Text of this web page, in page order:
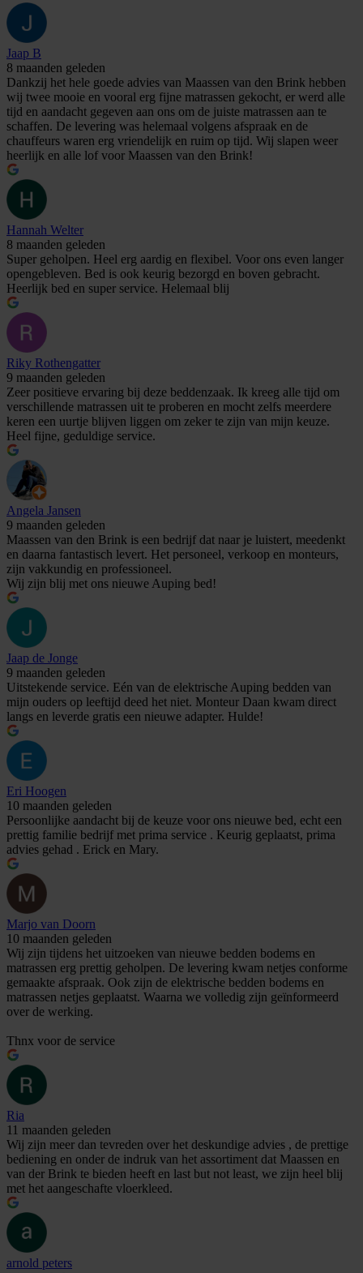
Jaap B
8 maanden geleden
Dankzij het hele goede advies van Maassen van den Brink hebben
wij twee mooie en vooral erg fijne matrassen gekocht, er werd alle
tijd en aandacht gegeven aan ons om de juiste matrassen aan te
schaffen. De levering was helemaal volgens afspraak en de
chauffeurs waren erg vriendelijk en ruim op tijd. Wij slapen weer
heerlijk en alle lof voor Maassen van den Brink!
Hannah Welter
8 maanden geleden
Super geholpen. Heel erg aardig en flexibel. Voor ons even langer
opengebleven. Bed is ook keurig bezorgd en boven gebracht.
Heerlijk bed en super service. Helemaal blij
Riky Rothengatter
9 maanden geleden
Zeer positieve ervaring bij deze beddenzaak. Ik kreeg alle tijd om
verschillende matrassen uit te proberen en mocht zelfs meerdere
keren een uurtje blijven liggen om zeker te zijn van mijn keuze.
Heel fijne, geduldige service.
Angela Jansen
9 maanden geleden
Maassen van den Brink is een bedrijf dat naar je luistert, meedenkt
en daarna fantastisch levert. Het personeel, verkoop en monteurs,
zijn vakkundig en professioneel.
Wij zijn blij met ons nieuwe Auping bed!
Jaap de Jonge
9 maanden geleden
Uitstekende service. Eén van de elektrische Auping bedden van
mijn ouders op leeftijd deed het niet. Monteur Daan kwam direct
langs en leverde gratis een nieuwe adapter. Hulde!
Eri Hoogen
10 maanden geleden
Persoonlijke aandacht bij de keuze voor ons nieuwe bed, echt een
prettig familie bedrijf met prima service . Keurig geplaatst, prima
advies gehad . Erick en Mary.
Marjo van Doorn
10 maanden geleden
Wij zijn tijdens het uitzoeken van nieuwe bedden bodems en
matrassen erg prettig geholpen. De levering kwam netjes conforme
gemaakte afspraak. Ook zijn de elektrische bedden bodems en
matrassen netjes geplaatst. Waarna we volledig zijn geïnformeerd
over de werking.
Thnx voor de service
Ria
11 maanden geleden
Wij zijn meer dan tevreden over het deskundige advies , de prettige
bediening en onder de indruk van het assortiment dat Maassen en
van der Brink te bieden heeft en last but not least, we zijn heel blij
met het aangeschafte vloerkleed.
arnold peters